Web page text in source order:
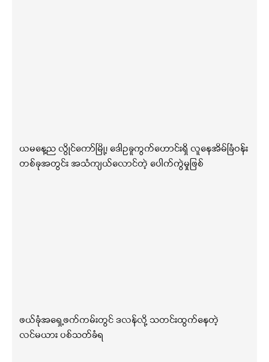
ယမနေ့ည လွိုင်ကော်မြို့၊ ဒေါဥခူကွက်ဟောင်းရှိ လူနေအိမ်ခြံဝန်း
တစ်ခုအတွင်း အသံကျယ်လောင်တဲ့ ပေါက်ကွဲမှုဖြစ်
ဖယ်ခုံအရှေ့ဖက်ကမ်းတွင် ဒလန်လို့ သတင်းထွက်နေတဲ့
လင်မယား ပစ်သတ်ခံရ